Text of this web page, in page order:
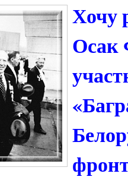
Хочу
Осак